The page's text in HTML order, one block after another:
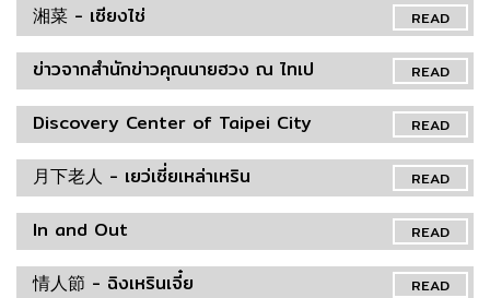
READ
湘菜 - เซียงไช่
READ
ข่าวจากสำนักข่าวคุณนายฮวง ณ ไทเป
READ
Discovery Center of Taipei City
READ
月下老人 - เยว่เซี่ยเหล่าเหริน
READ
In and Out
READ
情人節 - ฉิงเหรินเจี๋ย